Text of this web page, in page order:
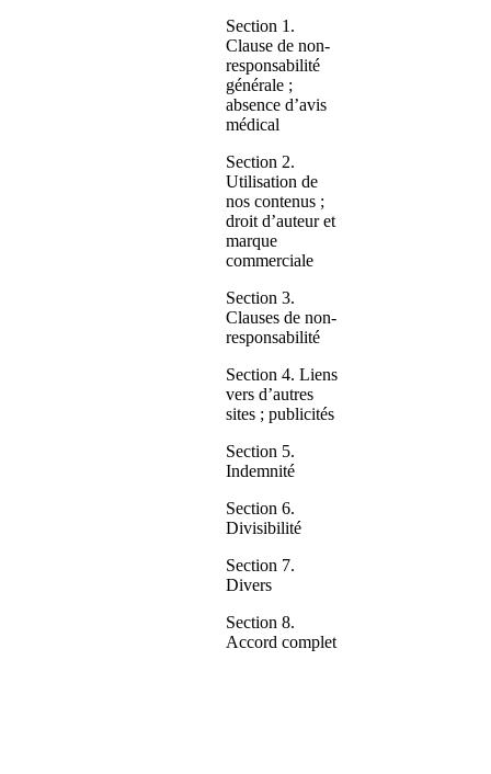
Section 1.
Clause de non-
responsabilité
générale ;
absence d’avis
médical
Section 2.
Utilisation de
nos contenus ;
droit d’auteur et
marque
commerciale
Section 3.
Clauses de non-
responsabilité
Section 4. Liens
vers d’autres
sites ; publicités
Section 5.
Indemnité
Section 6.
Divisibilité
Section 7.
Divers
Section 8.
Accord complet